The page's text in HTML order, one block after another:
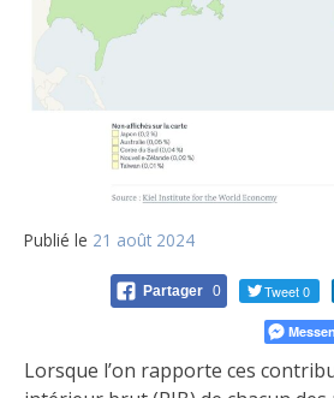
Publié le 21 août 2024
Partager 0 Tweet 0
Lorsque l’on rapporte ces